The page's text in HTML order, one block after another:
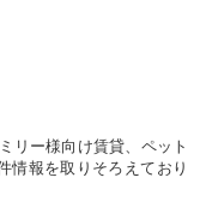
リー様向け賃貸、ペット
情報を取りそろえており